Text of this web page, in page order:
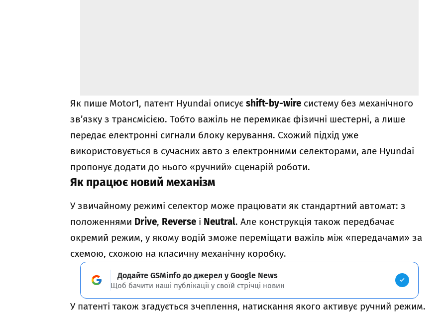
Як пише Motor1, патент Hyundai описуєshift-by-wire систему без механічного
зв’язку з трансмісією. Тобто важіль не перемикає фізичні шестерні, а лише
передає електронні сигнали блоку керування. Схожий підхід уже
використовується в сучасних авто з електронними селекторами, але Hyundai
пропонує додати до нього «ручний» сценарій роботи.
Як працює новий механізм
У звичайному режимі селектор може працювати як стандартний автомат: з
положеннями Drive, Reverse і Neutral. Але конструкція також передбачає
окремий режим, у якому водій зможе переміщати важіль між «передачами» за
схемою, схожою на класичну механічну коробку.
Додайте GSMinfo до джерел у Google News
Щоб бачити наші публікації у своїй стрічці новин
У патенті також згадується зчеплення, натискання якого активує ручний режим.